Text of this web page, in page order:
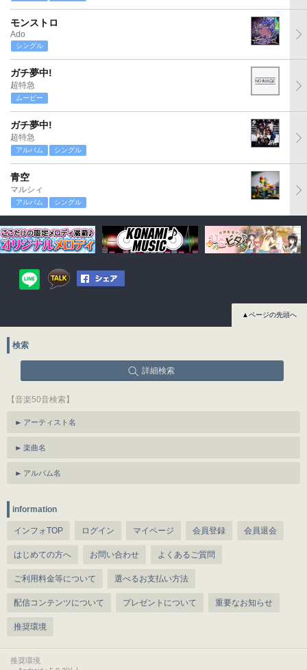
モンストロ
Ado
シングル
ガチ夢中!
超特急
ムービー
ガチ夢中!
超特急
アルバム シングル
青空
マルシィ
アルバム シングル
▲ページの先頭へ
検索
詳細検索
【音楽50音検索】
アーティスト名
楽曲名
アルバム名
information
インフォTOP ログイン マイページ 会員登録 会員退会
はじめての方へ お問い合わせ よくあるご質問
ご利用料金等について 選べるお支払い方法
配信コンテンツについて プレゼントについて 重要なお知らせ
推奨環境
推奨環境